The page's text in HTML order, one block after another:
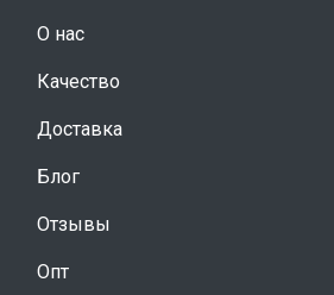
О нас
Качество
Доставка
Блог
Отзывы
Опт